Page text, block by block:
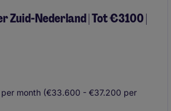
Zuid-Nederland | Tot €3100 |
month (€33.600 - €37.200 per